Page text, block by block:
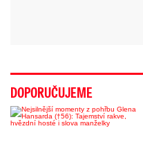
DOPORUČUJEME